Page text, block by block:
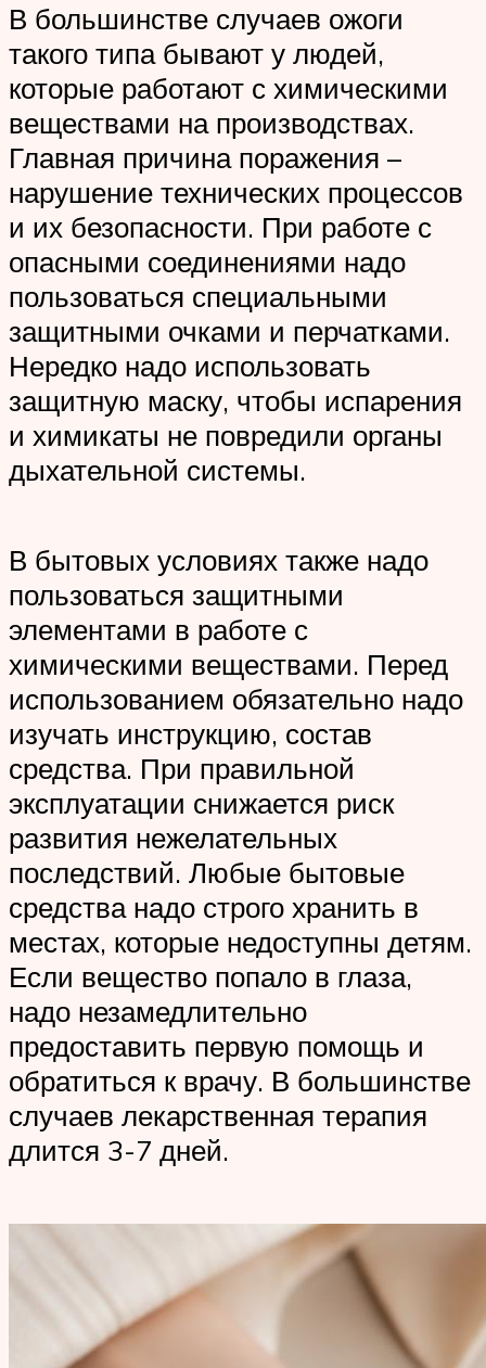
В большинстве случаев ожоги
такого типа бывают у людей,
которые работают с химическими
веществами на производствах.
Главная причина поражения –
нарушение технических процессов
и их безопасности. При работе с
опасными соединениями надо
пользоваться специальными
защитными очками и перчатками.
Нередко надо использовать
защитную маску, чтобы испарения
и химикаты не повредили органы
дыхательной системы.
В бытовых условиях также надо
пользоваться защитными
элементами в работе с
химическими веществами. Перед
использованием обязательно надо
изучать инструкцию, состав
средства. При правильной
эксплуатации снижается риск
развития нежелательных
последствий. Любые бытовые
средства надо строго хранить в
местах, которые недоступны детям.
Если вещество попало в глаза,
надо незамедлительно
предоставить первую помощь и
обратиться к врачу. В большинстве
случаев лекарственная терапия
длится 3-7 дней.